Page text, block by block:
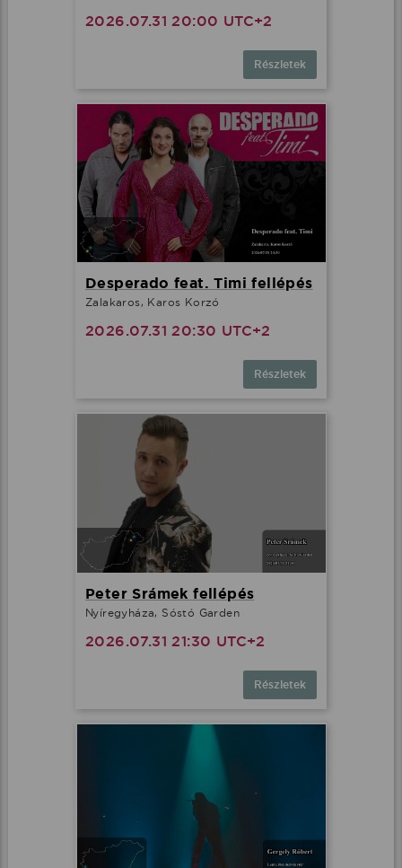
2026.07.31 20:00 UTC+2
Részletek
Desperado feat. Timi fellépés
Zalakaros, Karos Korzó
2026.07.31 20:30 UTC+2
Részletek
Peter Srámek fellépés
Nyíregyháza, Sóstó Garden
2026.07.31 21:30 UTC+2
Részletek